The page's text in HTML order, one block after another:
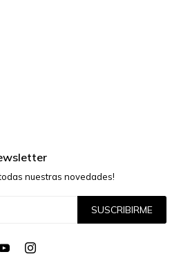
nuestras novedades!
SUSCRIBIRME
